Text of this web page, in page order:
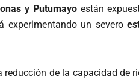
y Putumayo están
experimentando un severo
de la capacidad de